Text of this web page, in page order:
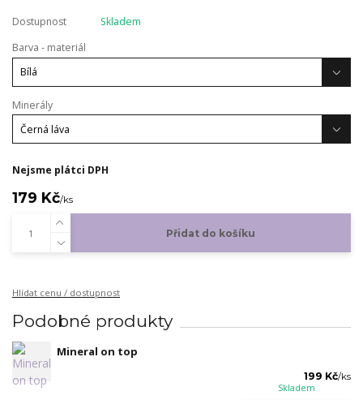
Dostupnost
Skladem
Barva - materiál
Minerály
Nejsme plátci DPH
179 Kč/ks
Přidat do košíku
Hlídat cenu / dostupnost
Podobné produkty
Mineral on top
199 Kč/ks
Skladem